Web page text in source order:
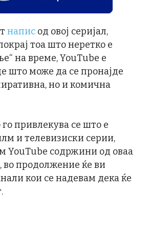
напис од овој серијал,
тоа што неретко е
на време, YouTube е
што може да се пронајде
но и комична
привлекува се што е
и телевизиски серии,
YouTube содржини од оваа
во продолжение ќе ви
кои се надевам дека ќе